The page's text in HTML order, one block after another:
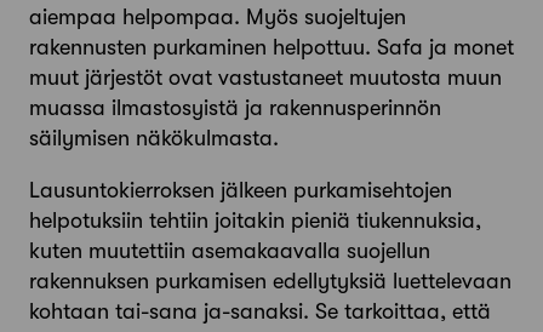
aiempaa helpompaa. Myös suojeltujen
rakennusten purkaminen helpottuu. Safa ja monet
muut järjestöt ovat vastustaneet muutosta muun
muassa ilmastosyistä ja rakennusperinnön
säilymisen näkökulmasta.
Lausuntokierroksen jälkeen purkamisehtojen
helpotuksiin tehtiin joitakin pieniä tiukennuksia,
kuten muutettiin asemakaavalla suojellun
rakennuksen purkamisen edellytyksiä luettelevaan
kohtaan tai-sana ja-sanaksi. Se tarkoittaa, että